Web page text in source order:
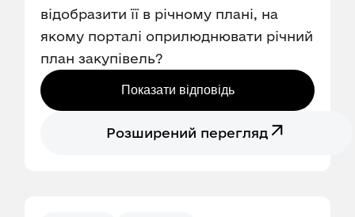
відобразити її в річному плані, на
якому порталі оприлюднювати річний
план закупівель?
Показати відповідь
Розширений перегляд